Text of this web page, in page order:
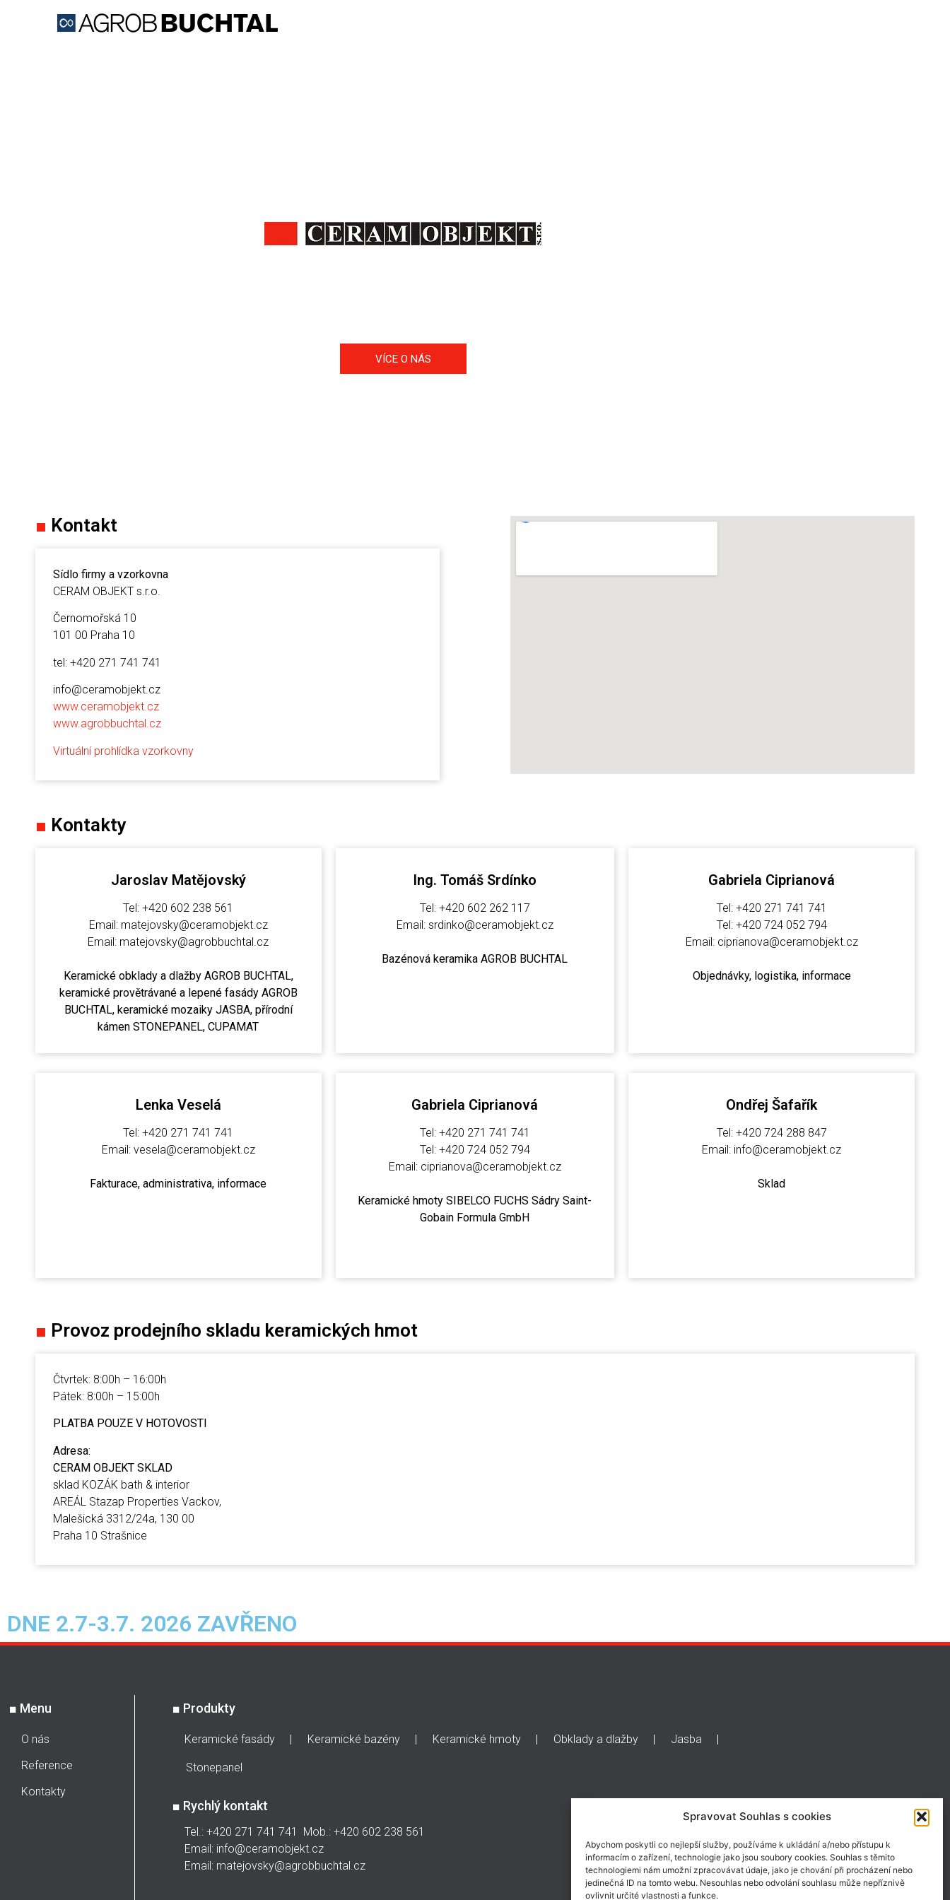
Spravovat Souhlas s cookies
Abychom poskytli co nejlepší služby, používáme k ukládání a/nebo přístupu k
informacím o zařízení, technologie jako jsou soubory cookies. Souhlas s těmito
technologiemi nám umožní zpracovávat údaje, jako je chování při procházení nebo
jedinečná ID na tomto webu. Nesouhlas nebo odvolání souhlasu může nepříznivě
ovlivnit určité vlastnosti a funkce.
VÍCE O NÁS
■ Kontakt
Sídlo firmy a vzorkovna
CERAM OBJEKT s.r.o.
Černomořská 10
101 00 Praha 10
tel: +420 271 741 741
info@ceramobjekt.cz
www.ceramobjekt.cz
www.agrobbuchtal.cz
Virtuální prohlídka vzorkovny
■ Kontakty
Jaroslav Matějovský
Tel: +420 602 238 561
Email: matejovsky@ceramobjekt.cz
Email: matejovsky@agrobbuchtal.cz
Keramické obklady a dlažby AGROB BUCHTAL,
keramické provětrávané a lepené fasády AGROB
BUCHTAL, keramické mozaiky JASBA, přírodní
kámen STONEPANEL, CUPAMAT
Ing. Tomáš Srdínko
Tel: +420 602 262 117
Email: srdinko@ceramobjekt.cz
Bazénová keramika AGROB BUCHTAL
Gabriela Ciprianová
Tel: +420 271 741 741
Tel: +420 724 052 794
Email: ciprianova@ceramobjekt.cz
Objednávky, logistika, informace
Lenka Veselá
Tel: +420 271 741 741
Email: vesela@ceramobjekt.cz
Fakturace, administrativa, informace
Gabriela Ciprianová
Tel: +420 271 741 741
Tel: +420 724 052 794
Email: ciprianova@ceramobjekt.cz
Keramické hmoty SIBELCO FUCHS Sádry Saint-
Gobain Formula GmbH
Ondřej Šafařík
Tel: +420 724 288 847
Email: info@ceramobjekt.cz
Sklad
■ Provoz prodejního skladu keramických hmot
Čtvrtek: 8:00h – 16:00h
Pátek: 8:00h – 15:00h
PLATBA POUZE V HOTOVOSTI
Adresa:
CERAM OBJEKT SKLAD
sklad KOZÁK bath & interior
AREÁL Stazap Properties Vackov,
Malešická 3312/24a, 130 00
Praha 10 Strašnice
DNE 2.7-3.7. 2026 ZAVŘENO
■ Menu
O nás
Reference
Kontakty
■ Produkty
Keramické fasády Keramické bazény Keramické hmoty Obklady a dlažby Jasba
Stonepanel
■ Rychlý kontakt
Tel.: +420 271 741 741 Mob.: +420 602 238 561
Email: info@ceramobjekt.cz
Email: matejovsky@agrobbuchtal.cz